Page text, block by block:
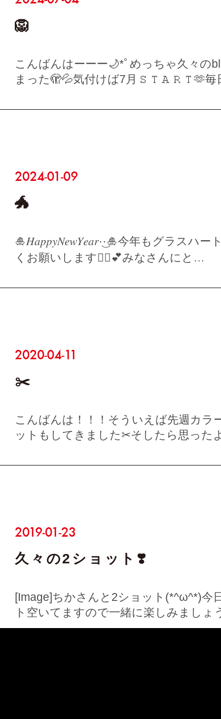
2024-07-04
こんばんはーーー🌙*ﾟめっちゃ久々の
2024-01-09
🐲
🎍𝐻𝑎𝑝𝑝𝑦𝑁𝑒𝑤𝑌𝑒𝑎𝑟·͜·🎍今年もグラスハー
くお願いします🙇‍♀️💕みなさんにと…